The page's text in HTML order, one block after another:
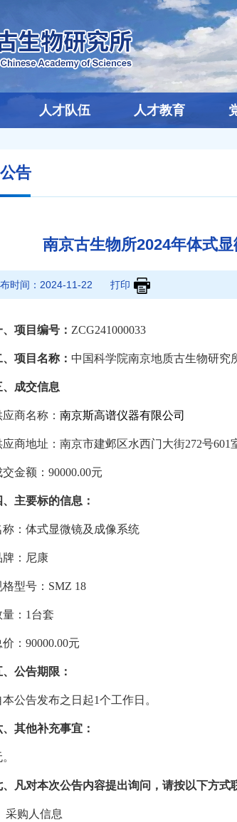
人才队伍 人才教育
告
南京古生物所2024年体式
时间： 2024-11-22 打印
项目编号： ZCG241000033
项目名称： 中国科学院南京地质古生物研究
、成交信息
商名称： 南京斯高谱仪器有限公司
应商地址：南京市建邺区水西门大街272号601
交金额：90000.00元
、主要标的信息：
称：体式显微镜及成像系统
牌：尼康
格型号：SMZ 18
量：1台套
：90000.00元
公告期限：
本公告发布之日起1个工作日。
、其他补充事宜：
、凡对本次公告内容提出询问，请按以下方式
采购人信息